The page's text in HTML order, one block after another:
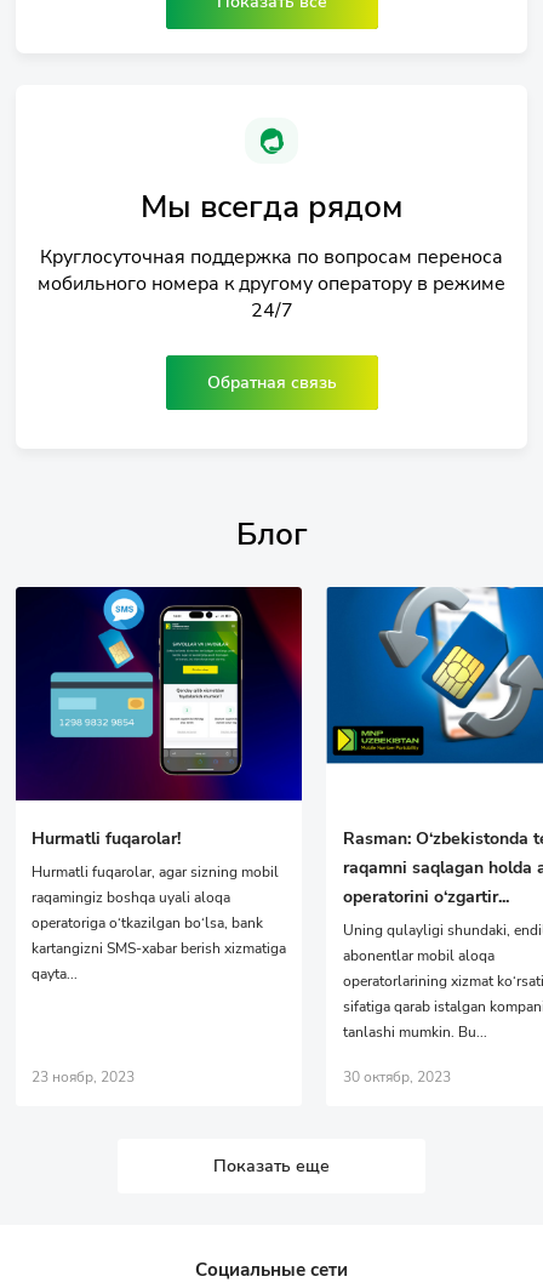
Мы всегда рядом
Круглосуточная поддержка по вопросам переноса
мобильного номера к другому оператору в режиме
24/7
Обратная связь
Блог
Hurmatli fuqarolar!
Hurmatli fuqarolar, agar sizning mobil
raqamingiz boshqa uyali aloqa
operatoriga o‘tkazilgan bo‘lsa, bank
kartangizni SMS-xabar berish xizmatiga
qayta...
23 ноябр, 2023
Rasman: O‘zbekistonda
raqamni saqlagan holda
operatorini o‘zgartir...
Uning qulayligi shundaki,
abonentlar mobil aloqa
operatorlarining xizmat
sifatiga qarab istalgan
tanlashi mumkin. Bu...
30 октябр, 2023
Показать еще
Социальные сети